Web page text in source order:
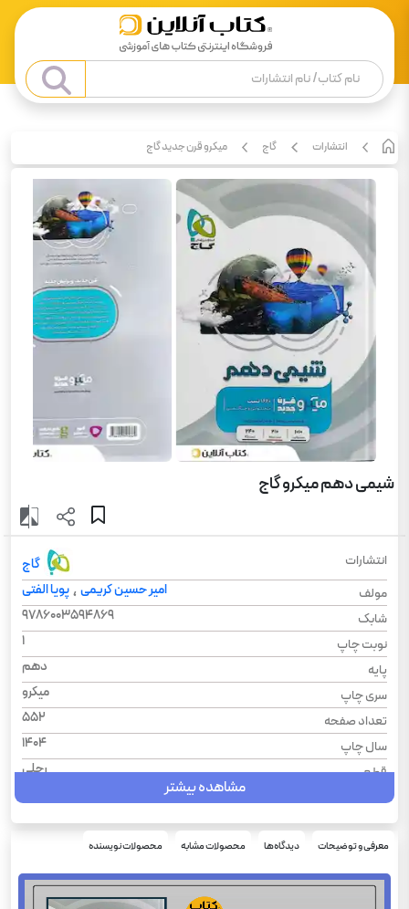
انتشارات گاج میکرو قرن جدید گاج
شیمی دهم میکرو گاج
انتشارات
گاج
مولف
امیر حسین کریمی ،پویا الفتی
شابک
9786003594869
نوبت چاپ
1
پایه
دهم
سری چاپ
میکرو
تعداد صفحه
552
سال چاپ
1404
قطع
رحلی
رشته
علوم تجربی، ریاضی فیزیک
وزن
مشاهده بیشتر
معرفی و توضیحات دیدگاه‌ها محصولات مشابه محصولات نویسنده